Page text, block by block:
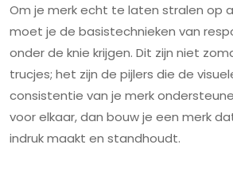
Om je merk echt te laten stralen op
moet je de basistechnieken van
onder de knie krijgen. Dit zijn niet
trucjes; het zijn de pijlers die de
consistentie van je merk
voor elkaar, dan bouw je een merk
indruk maakt en standhoudt.